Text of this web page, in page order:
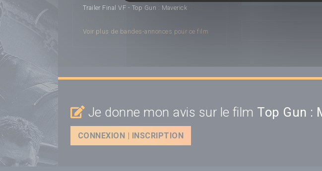
Trailer Final VF - Top Gun : Maverick
Voir plus de bandes-annonces pour ce film
Je donne mon avis sur le film Top Gun :
CONNEXION | INSCRIPTION